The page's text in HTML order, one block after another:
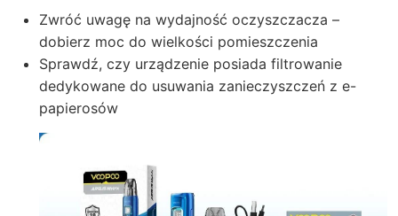
Zwróć uwagę na wydajność oczyszczacza –
dobierz moc do wielkości pomieszczenia
Sprawdź, czy urządzenie posiada filtrowanie
dedykowane do usuwania zanieczyszczeń z e-
papierosów